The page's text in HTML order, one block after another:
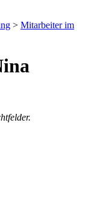
> Mitarbeiter im